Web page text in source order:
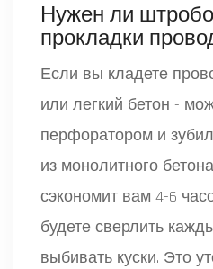
Нужен ли
прокладки
Если вы кладете
или легкий бетон -
перфоратором и
из монолитного
сэкономит вам 4-6
будете сверлить
выбивать куски. Это